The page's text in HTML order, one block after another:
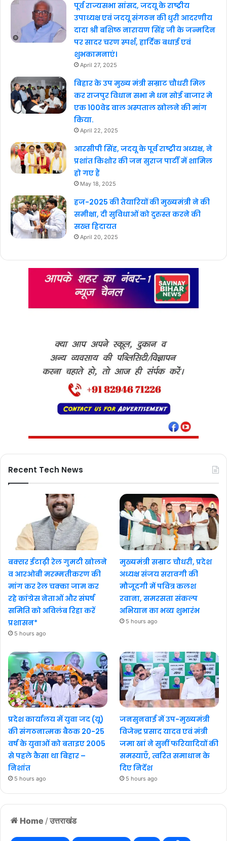
Home / उत्तराखंड
पूर्व राज्यसभा सांसद, जदयू के राष्ट्रीय
उपाध्यक्ष एवं जदयू संगठन की धुरी आदरणीय
दादा श्री बशिष्ठ नारायण सिंह जी के जन्मदिन
पर सादर चरण स्पर्श, हार्दिक बधाई एवं
शुभकामनाएं।
April 27, 2025
बिहार के उप मुख्य मंत्री सम्राट चौधरी मिल
कर राजपुर विधान सभा मे धन सोई बाजार मे
एक 100वेड वाल अस्पताल खोलने की मांग
किया.
April 22, 2025
आरसीपी सिंह, जदयू के पूर्व राष्ट्रीय अध्यक्ष, ने
प्रशांत किशोर की जन सुराज पार्टी में शामिल
हो गए हैं
May 18, 2025
हज-2025 की तैयारियों की मुख्यमंत्री ने की
समीक्षा, दी सुविधाओं को दुरुस्त करने की
सख्त हिदायत
April 20, 2025
Recent Tech News
बक्सर ईटाढ़ी रेल गुमटी खोलने
व आरओबी मरम्मतीकरण की
मांग कर रेल चक्का जाम कर
रहे कांग्रेस नेताओं और संघर्ष
समिति को अविलंब रिहा करें
प्रशासन*
5 hours ago
मुख्यमंत्री सम्राट चौधरी, प्रदेश
अध्यक्ष संजय सरावगी की
मौजूदगी में पवित्र कलश
रवाना, समरसता संकल्प
अभियान का भव्य शुभारंभ
5 hours ago
प्रदेश कार्यालय में युवा जद (यू)
की संगठनात्मक बैठक 20-25
वर्ष के युवाओं को बताइए 2005
से पहले कैसा था बिहार –
निशांत
5 hours ago
जनसुनवाई में उप-मुख्यमंत्री
विजेन्द्र प्रसाद यादव एवं मंत्री
जमा खां ने सुनीं फरियादियों की
समस्याएँ, त्वरित समाधान के
दिए निर्देश
5 hours ago